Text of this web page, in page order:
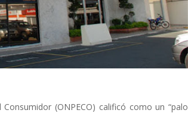
(ONPECO) calificó como un “palo